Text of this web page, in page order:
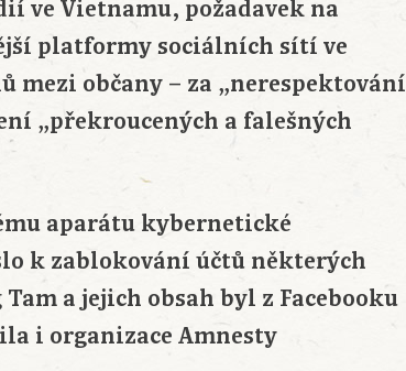
ve Vietnamu, požadavek na
platformy sociálních sítí ve
občany – za „nerespektování
„překroucených a falešných
aparátu kybernetické
k zablokování účtů některých
a jejich obsah byl z Facebooku
i organizace Amnesty